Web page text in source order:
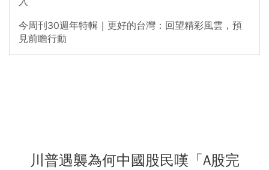
今周刊30週年特輯｜更好的台灣：回望精彩風雲，預
見前瞻行動
川普遇襲為何中國股民嘆「A股完